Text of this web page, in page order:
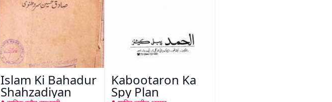
Islam Ki Bahadur
Shahzadiyan
Kabootaron Ka
Spy Plan